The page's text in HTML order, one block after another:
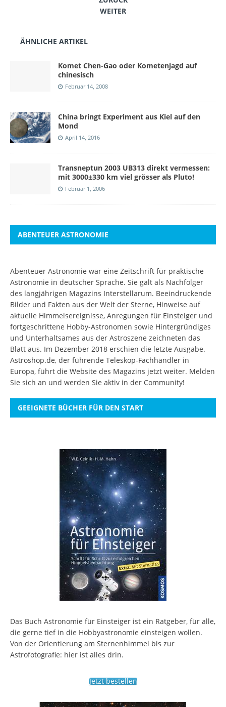
WEITER
ÄHNLICHE ARTIKEL
Komet Chen-Gao oder Kometenjagd auf
chinesisch
Februar 14, 2008
China bringt Experiment aus Kiel auf den
Mond
April 14, 2016
Transneptun 2003 UB313 direkt vermessen:
mit 3000±330 km viel grösser als Pluto!
Februar 1, 2006
ABENTEUER ASTRONOMIE
Abenteuer Astronomie war eine Zeitschrift für praktische
Astronomie in deutscher Sprache. Sie galt als Nachfolger
des langjährigen Magazins Interstellarum. Beeindruckende
Bilder und Fakten aus der Welt der Sterne, Hinweise auf
aktuelle Himmelsereignisse, Anregungen für Einsteiger und
fortgeschrittene Hobby-Astronomen sowie Hintergründiges
und Unterhaltsames aus der Astroszene zeichneten das
Blatt aus. Im Dezember 2018 erschien die letzte Ausgabe.
Astroshop.de, der führende Teleskop-Fachhändler in
Europa, führt die Website des Magazins jetzt weiter. Melden
Sie sich an und werden Sie aktiv in der Community!
GEEIGNETE BÜCHER FÜR DEN START
Das Buch Astronomie für Einsteiger ist ein Ratgeber, für alle,
die gerne tief in die Hobbyastronomie einsteigen wollen.
Von der Orientierung am Sternenhimmel bis zur
Astrofotografie: hier ist alles drin.
Jetzt bestellen